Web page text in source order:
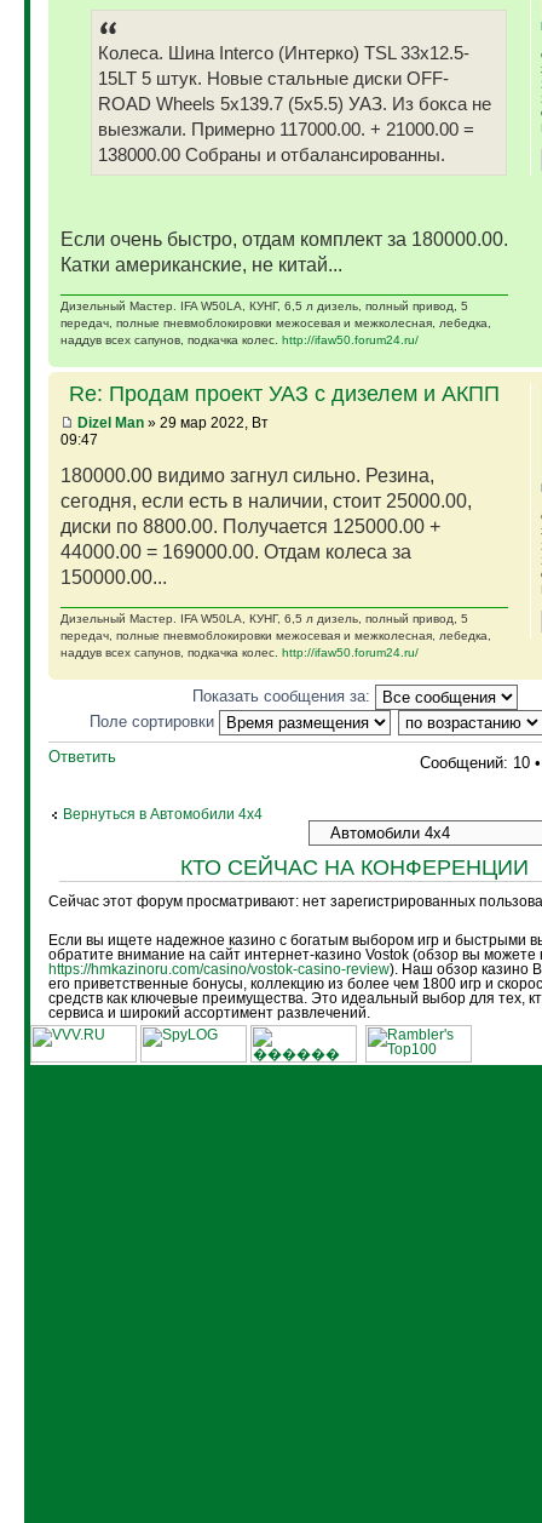
Колеса. Шина Interco (Интерко) TSL 33x12.5-
15LT 5 штук. Новые стальные диски OFF-
ROAD Wheels 5x139.7 (5x5.5) УАЗ. Из бокса не
выезжали. Примерно 117000.00. + 21000.00 =
138000.00 Собраны и отбалансированны.
Если очень быстро, отдам комплект за 180000.00.
Катки американские, не китай...
Дизельный Мастер. IFA W50LA, КУНГ, 6,5 л дизель, полный привод, 5
передач, полные пневмоблокировки межосевая и межколесная, лебедка,
наддув всех сапунов, подкачка колес. http://ifaw50.forum24.ru/
Re: Продам проект УАЗ с дизелем и АКПП
Dizel Man» 29 мар 2022, Вт
09:47
180000.00 видимо загнул сильно. Резина,
сегодня, если есть в наличии, стоит 25000.00,
диски по 8800.00. Получается 125000.00 +
44000.00 = 169000.00. Отдам колеса за
150000.00...
Дизельный Мастер. IFA W50LA, КУНГ, 6,5 л дизель, полный привод, 5
передач, полные пневмоблокировки межосевая и межколесная, лебедка,
наддув всех сапунов, подкачка колес. http://ifaw50.forum24.ru/
Показать сообщения за:
Поле сортировки
Ответить
Сообщений: 10
Вернуться в Автомобили 4х4
КТО СЕЙЧАС НА КОНФЕРЕНЦИИ
Сейчас этот форум просматривают: нет зарегистрированных
Если вы ищете надежное казино с богатым выбором игр и быстрыми
обратите внимание на сайт интернет-казино Vostok (обзор вы можете
https://hmkazinoru.com/casino/vostok-casino-review). Наш обзор казино
его приветственные бонусы, коллекцию из более чем 1800 игр и
средств как ключевые преимущества. Это идеальный выбор для тех,
сервиса и широкий ассортимент развлечений.